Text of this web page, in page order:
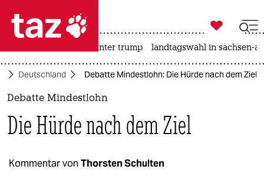
 taz zahl ich
taz zahl ich
politik
öko

taz zahl ich
usa unter trump landtagswahl in sachsen-
Deutschland Debatte Mindestlohn: Die Hürde nach dem Ziel
Debatte Mindestlohn
Die Hürde nach dem Ziel
Kommentar von Thorsten Schulten